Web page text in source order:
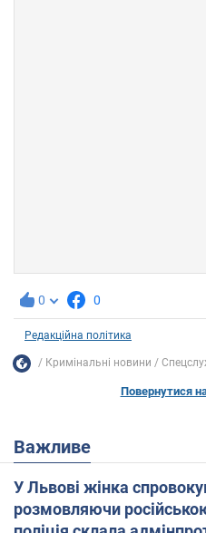
0 0
Редакційна політика
Кримінальні новини
Повернутися
Важливе
У Львові жінка
розмовляючи